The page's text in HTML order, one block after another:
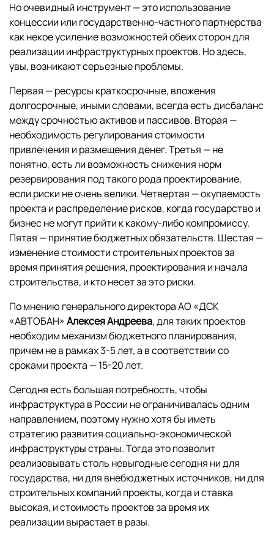
Но очевидный инструмент — это использование
концессии или государственно-частного партнерства
как некое усиление возможностей обеих сторон для
реализации инфраструктурных проектов. Но здесь,
увы, возникают серьезные проблемы.
Первая — ресурсы краткосрочные, вложения
долгосрочные, иными словами, всегда есть дисбаланс
между срочностью активов и пассивов. Вторая —
необходимость регулирования стоимости
привлечения и размещения денег. Третья — не
понятно, есть ли возможность снижения норм
резервирования под такого рода проектирование,
если риски не очень велики. Четвертая — окупаемость
проекта и распределение рисков, когда государство и
бизнес не могут прийти к какому-либо компромиссу.
Пятая — принятие бюджетных обязательств. Шестая —
изменение стоимости строительных проектов за
время принятия решения, проектирования и начала
строительства, и кто несет за это риски.
По мнению генерального директора АО «ДСК
«АВТОБАН»Алексея Андреева, для таких проектов
необходим механизм бюджетного планирования,
причем не в рамках 3-5 лет, а в соответствии со
сроками проекта — 15-20 лет.
Сегодня есть большая потребность, чтобы
инфраструктура в России не ограничивалась одним
направлением, поэтому нужно хотя бы иметь
стратегию развития социально-экономической
инфраструктуры страны. Тогда это позволит
реализовывать столь невыгодные сегодня ни для
государства, ни для внебюджетных источников, ни для
строительных компаний проекты, когда и ставка
высокая, и стоимость проектов за время их
реализации вырастает в разы.